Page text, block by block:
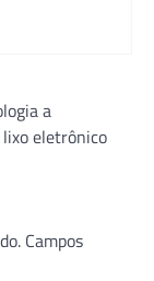
a
eletrônico
Campos